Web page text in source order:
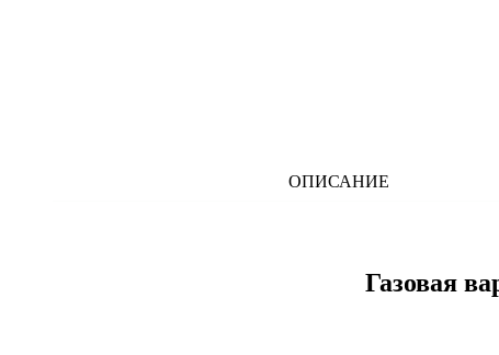
ОПИСАНИЕ
Газовая